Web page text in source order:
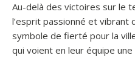
Au-delà des victoires sur le
l’esprit passionné et vibrant
symbole de fierté pour la
qui voient en leur équipe une